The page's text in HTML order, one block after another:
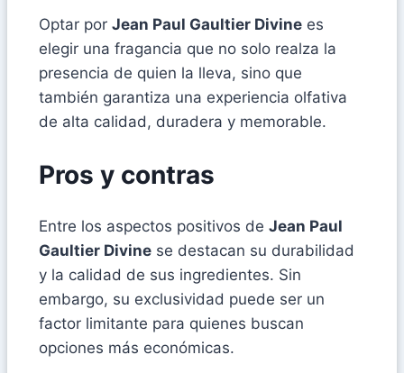
Optar por Jean Paul Gaultier Divine es
elegir una fragancia que no solo realza la
presencia de quien la lleva, sino que
también garantiza una experiencia olfativa
de alta calidad, duradera y memorable.
Pros y contras
Entre los aspectos positivos de Jean Paul
Gaultier Divine se destacan su durabilidad
y la calidad de sus ingredientes. Sin
embargo, su exclusividad puede ser un
factor limitante para quienes buscan
opciones más económicas.